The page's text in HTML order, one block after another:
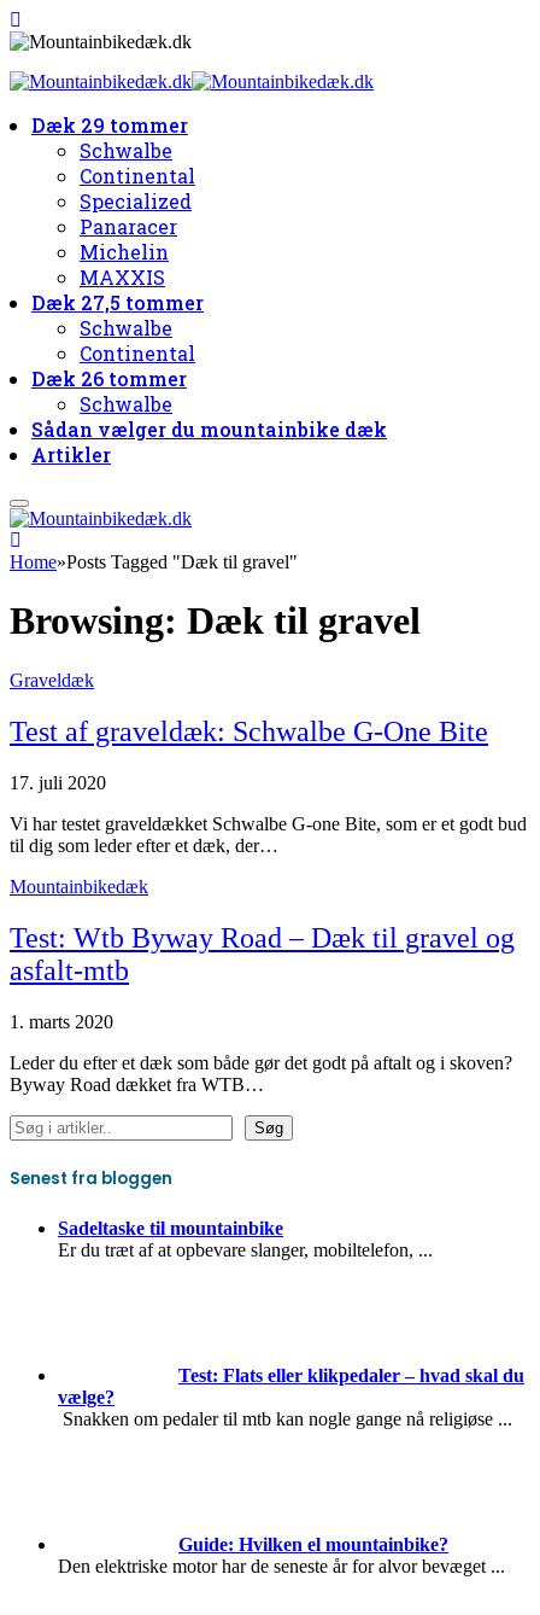
Dæk 29 tommer
Schwalbe
Continental
Specialized
Panaracer
Michelin
MAXXIS
Dæk 27,5 tommer
Schwalbe
Continental
Dæk 26 tommer
Schwalbe
Sådan vælger du mountainbike dæk
Artikler
Home»Posts Tagged "Dæk til gravel"
Browsing: Dæk til gravel
Graveldæk
Test af graveldæk: Schwalbe G-One Bite
17. juli 2020
Vi har testet graveldækket Schwalbe G-one Bite, som er et godt bud
til dig som leder efter et dæk, der…
Mountainbikedæk
Test: Wtb Byway Road – Dæk til gravel og
asfalt-mtb
1. marts 2020
Leder du efter et dæk som både gør det godt på aftalt og i skoven?
Byway Road dækket fra WTB…
Søg
Søg
Senest fra bloggen
Sadeltaske til mountainbike
Er du træt af at opbevare slanger, mobiltelefon, ...
Test: Flats eller klikpedaler – hvad skal du
vælge?
Snakken om pedaler til mtb kan nogle gange nå religiøse ...
Guide: Hvilken el mountainbike?
Den elektriske motor har de seneste år for alvor bevæget ...